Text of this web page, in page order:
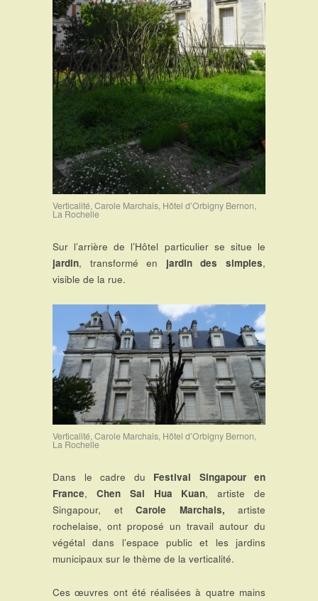
Verticalité, Carole Marchais, Hôtel d’Orbigny Bernon,
La Rochelle
Sur l’arrière de l’Hôtel particulier se situe le
jardin, transformé en jardin des simples,
visible de la rue.
Verticalité, Carole Marchais, Hôtel d’Orbigny Bernon,
La Rochelle
Dans le cadre du Festival Singapour en
France, Chen Sai Hua Kuan, artiste de
Singapour, et Carole Marchais, artiste
rochelaise, ont proposé un travail autour du
végétal dans l’espace public et les jardins
municipaux sur le thème de la verticalité.
Ces œuvres ont été réalisées à quatre mains